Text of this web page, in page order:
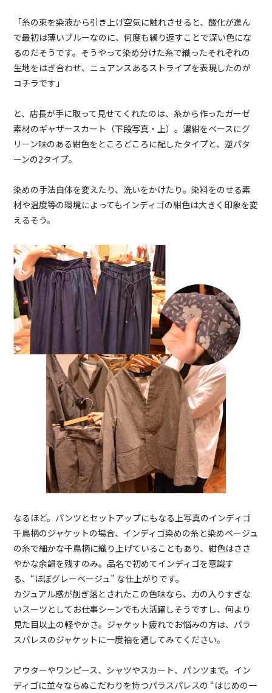
「糸の束を染液から引き上げ空気に触れさせると、酸化が進ん
で最初は薄いブルーなのに、何度も繰り返すことで深い色にな
るのだそうです。そうやって染め分けた糸で織ったそれぞれの
生地をはぎ合わせ、ニュアンスあるストライプを表現したのが
コチラです」
と、店長が手に取って見せてくれたのは、糸から作ったガーゼ
素材のギャザースカート（下段写真・上）。濃紺をベースにグ
リーン味のある紺色をところどころに配したタイプと、逆パタ
ーンの2タイプ。
染めの手法自体を変えたり、洗いをかけたり。染料をのせる素
材や温度等の環境によってもインディゴの紺色は大きく印象を変
えるそう。
なるほど。パンツとセットアップにもなる上写真のインディゴ
千鳥柄のジャケットの場合、インディゴ染めの糸と染めベージュ
の糸で細かな千鳥柄に織り上げていることもあり、紺色はささ
やかな余韻を残すのみ。品名で初めてインディゴを意識す
る、“ほぼグレーベージュ” な仕上がりです。
カジュアル感が削ぎ落とされたこの色味なら、力の入りすぎな
いスーツとしてお仕事シーンでも大活躍しそうですし、何より
見た目以上の軽やかさ。ジャケット疲れでお悩みの方は、パラ
スパレスのジャケットに一度袖を通してみてください。
アウターやワンピース、シャツやスカート、パンツまで。イン
ディゴに並々ならぬこだわりを持つパラスパレスの “はじめの一